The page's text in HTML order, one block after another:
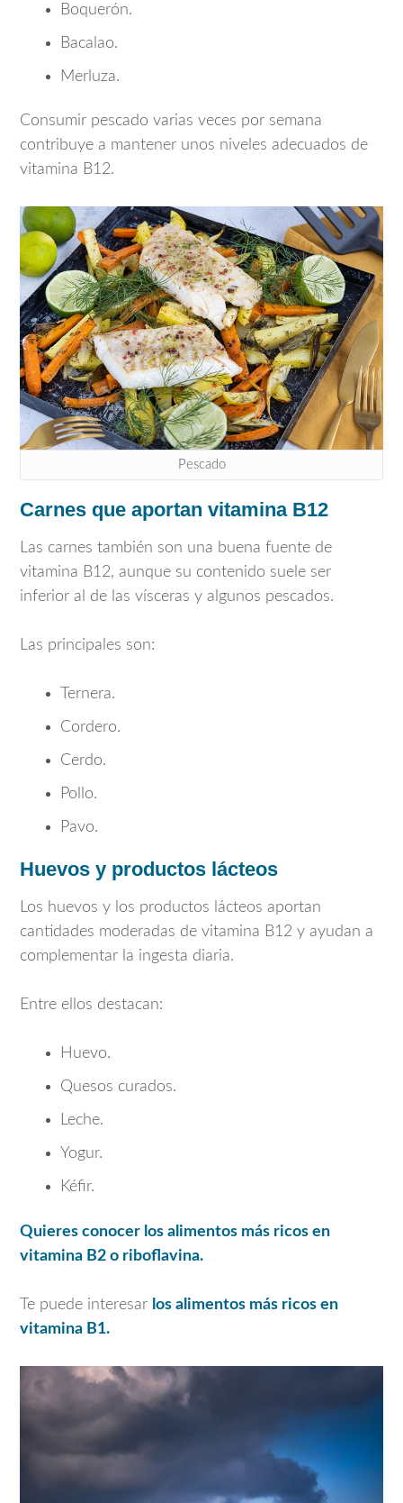
Boquerón.
Bacalao.
Merluza.
Consumir pescado varias veces por semana
contribuye a mantener unos niveles adecuados de
vitamina B12.
Pescado
Carnes que aportan vitamina B12
Las carnes también son una buena fuente de
vitamina B12, aunque su contenido suele ser
inferior al de las vísceras y algunos pescados.
Las principales son:
Ternera.
Cordero.
Cerdo.
Pollo.
Pavo.
Huevos y productos lácteos
Los huevos y los productos lácteos aportan
cantidades moderadas de vitamina B12 y ayudan a
complementar la ingesta diaria.
Entre ellos destacan:
Huevo.
Quesos curados.
Leche.
Yogur.
Kéfir.
Quieres conocer los alimentos más ricos en
vitamina B2 o riboflavina.
Te puede interesar los alimentos más ricos en
vitamina B1.